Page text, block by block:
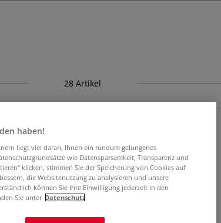
28 Artikel
haben!
liegt viel daran, Ihnen ein rundum gelungenes
wie Datensparsamkeit, Transparenz und
klicken, stimmen Sie der Speicherung von Cookies auf
die Websitenutzung zu analysieren und unsere
können Sie Ihre Einwilligung jederzeit in den
Sie unter Datenschutz